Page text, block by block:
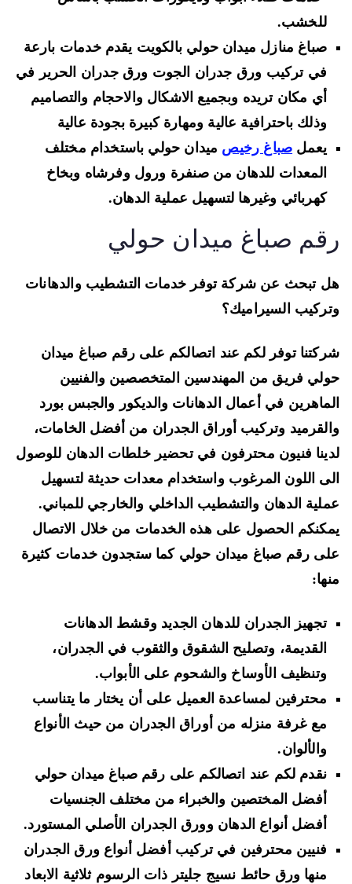
للخشب.
صباغ منازل ميدان حولي بالكويت يقدم خدمات بارعة
فيتركيب ورق جدران الجوت ورق جدران الحريرفي
أي مكان تريده وبجميع الاشكال والاحجام والتصاميم
وذلك باحترافية عالية ومهارة كبيرة بجودة عالية
يعملصباغ رخيصميدان حولي باستخدام مختلف
المعدات للدهان من صنفرة ورول وفرشاهوبخاخ
كهربائي وغيرها لتسهيل عملية الدهان.
صباغ ميدان حولي
تبحث عن شركة توفر خدمات التشطيب والدهانات
السيراميك؟
توفر لكم عند اتصالكم على رقم صباغ ميدان
فريق من المهندسين المتخصصين والفنيين
في أعمال الدهانات والديكور والجبس بورد
وتركيب أوراق الجدران من أفضل الخامات،
فنيون محترفون فيتحضير خلطات الدهانللوصول
اللون المرغوب واستخدام معدات حديثة لتسهيل
الدهان والتشطيب الداخلي والخارجي للمباني.
الحصول على هذه الخدمات من خلال الاتصال
رقم صباغ ميدان حولي كما ستجدون خدمات كثيرة
تجهيز الجدران للدهان الجديد وقشط الدهانات
القديمة،وتصليح الشقوق والثقوب في الجدران،
وتنظيف الأوساخ والشحوم على الأبواب.
محترفين لمساعدة العميل على أن يختار ما يتناسب
مع غرفة منزله من أوراق الجدران من حيث الأنواع
والألوان.
نقدم لكم عند اتصالكم على رقم صباغ ميدان حولي
أفضل المختصين والخبراء من مختلف الجنسيات
أفضل أنواع الدهانوورق الجدران الأصلي المستورد.
فنيين محترفين في تركيب أفضل أنواع ورق الجدران
منهاورق حائط نسيج جليترذات الرسوم ثلاثية الابعاد